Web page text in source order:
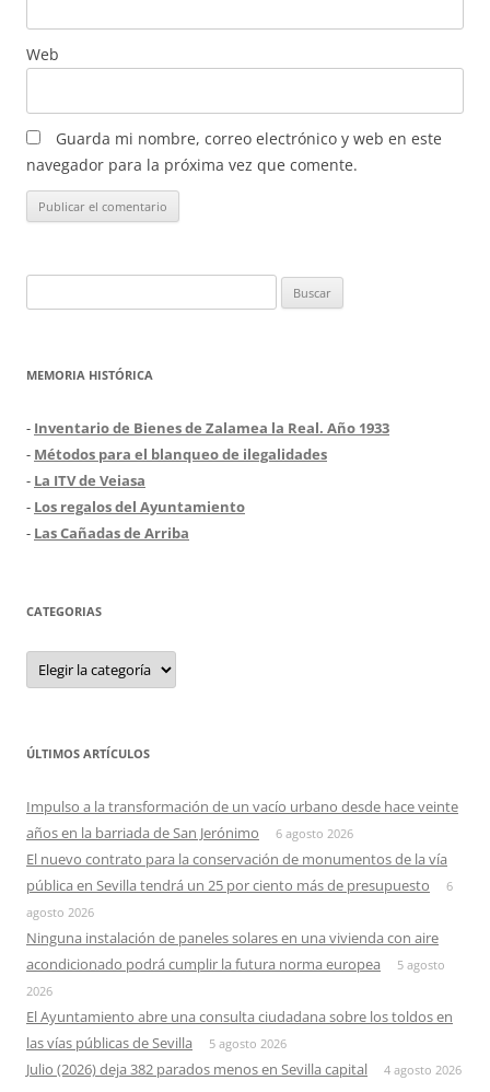
Web
Guarda mi nombre, correo electrónico y web en este
navegador para la próxima vez que comente.
MEMORIA HISTÓRICA
- Inventario de Bienes de Zalamea la Real. Año 1933
- Métodos para el blanqueo de ilegalidades
- La ITV de Veiasa
- Los regalos del Ayuntamiento
- Las Cañadas de Arriba
CATEGORIAS
Categorias
ÚLTIMOS ARTÍCULOS
Impulso a la transformación de un vacío urbano desde hace veinte
años en la barriada de San Jerónimo
6 agosto 2026
El nuevo contrato para la conservación de monumentos de la vía
pública en Sevilla tendrá un 25 por ciento más de presupuesto
6
agosto 2026
Ninguna instalación de paneles solares en una vivienda con aire
acondicionado podrá cumplir la futura norma europea
5 agosto
2026
El Ayuntamiento abre una consulta ciudadana sobre los toldos en
las vías públicas de Sevilla
5 agosto 2026
Julio (2026) deja 382 parados menos en Sevilla capital 4 agosto 2026